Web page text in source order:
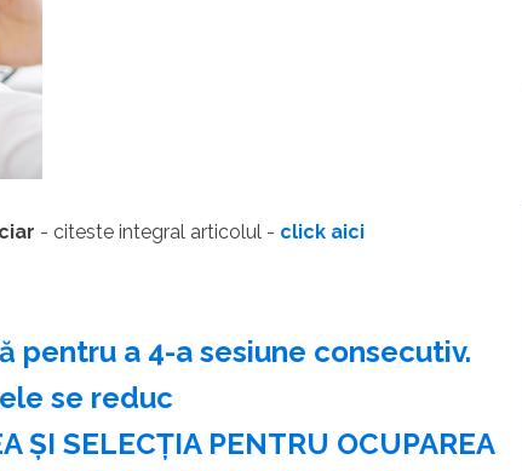
- citeste integral articolul - click aici
pentru a 4-a sesiune consecutiv.
se reduc
ŞI SELECŢIA PENTRU OCUPAREA